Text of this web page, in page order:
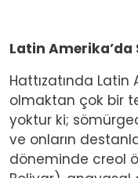
Latin Amerika’da
Hattızatında
olmaktan çok bir
yoktur ki;
ve onların
döneminde creol